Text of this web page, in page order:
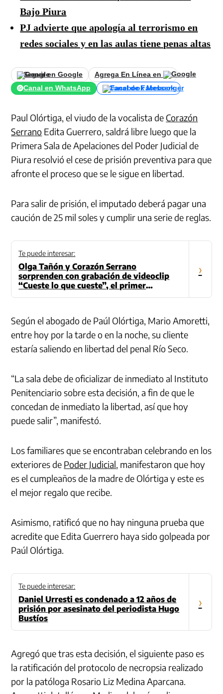
Bajo Piura
PJ advierte que apología al terrorismo en
redes sociales y en las aulas tiene penas altas
Seguir en Google
Agrega En Línea en
Canal en WhatsApp
Canal de Facebook
Paul Olórtiga, el viudo de la vocalista de Corazón
Serrano Edita Guerrero, saldrá libre luego que la
Primera Sala de Apelaciones del Poder Judicial de
Piura resolvió el cese de prisión preventiva para que
afronte el proceso que se le sigue en libertad.
Para salir de prisión, el imputado deberá pagar una
caución de 25 mil soles y cumplir una serie de reglas.
Te puede interesar:
Olga Tañón y Corazón Serrano
sorprenden con grabación de videoclip
“Cueste lo que cueste”, el primer
›
Según el abogado de Paúl Olórtiga, Mario Amoretti,
entre hoy por la tarde o en la noche, su cliente
estaría saliendo en libertad del penal Río Seco.
“La sala debe de oficializar de inmediato al Instituto
Penitenciario sobre esta decisión, a fin de que le
concedan de inmediato la libertad, así que hoy
puede salir”, manifestó.
Los familiares que se encontraban celebrando en los
exteriores de Poder Judicial, manifestaron que hoy
es el cumpleaños de la madre de Olórtiga y este es
el mejor regalo que recibe.
Asimismo, ratificó que no hay ninguna prueba que
acredite que Edita Guerrero haya sido golpeada por
Paúl Olórtiga.
Te puede interesar:
Daniel Urresti es condenado a 12 años de
prisión por asesinato del periodista Hugo
Bustíos
›
Agregó que tras esta decisión, el siguiente paso es
la ratificación del protocolo de necropsia realizado
por la patóloga Rosario Liz Medina Aparcana.